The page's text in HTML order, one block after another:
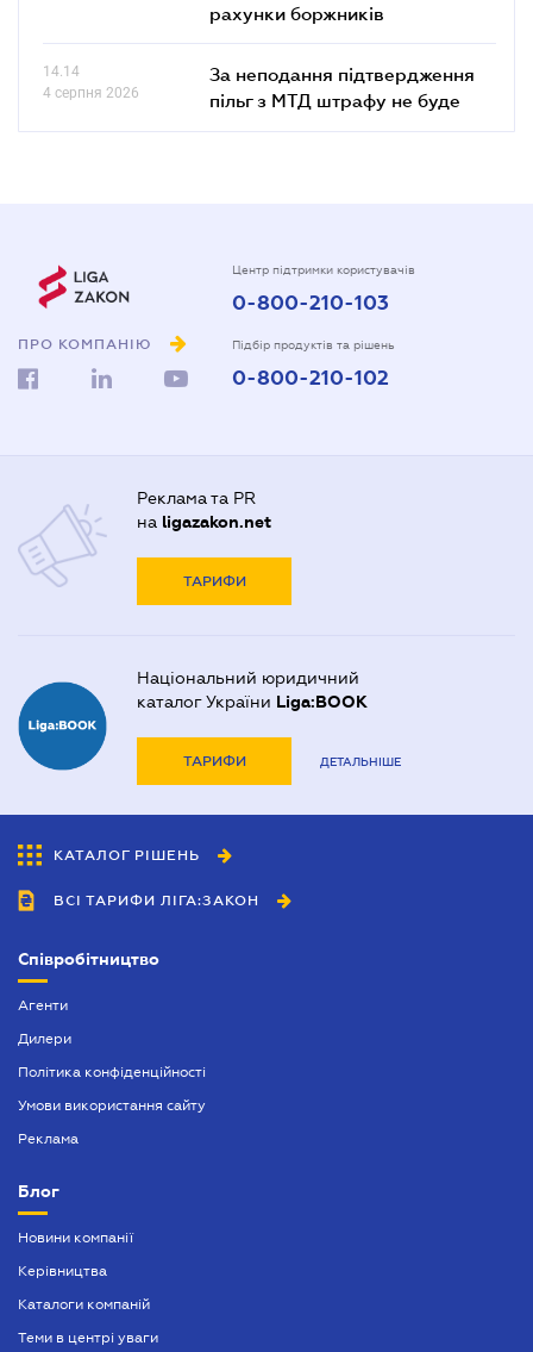
рахунки боржників
14.14
4 серпня 2026
За неподання підтвердження
пільг з МТД штрафу не буде
ПРО КОМПАНІЮ
Центр підтримки користувачів
0-800-210-103
Підбір продуктів та рішень
0-800-210-102
Реклама та PR
на ligazakon.net
ТАРИФИ
Національний юридичний
каталог України Liga:BOOK
ТАРИФИ ДЕТАЛЬНІШЕ
КАТАЛОГ РІШЕНЬ
ВСІ ТАРИФИ ЛІГА:ЗАКОН
Співробітництво
Агенти
Дилери
Політика конфіденційності
Умови використання сайту
Реклама
Блог
Новини компанії
Керівництва
Каталоги компаній
Теми в центрі уваги